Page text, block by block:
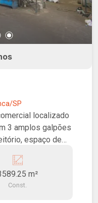
SP
localizado
espaço de
para entrada e
grande
para
m²
Const.